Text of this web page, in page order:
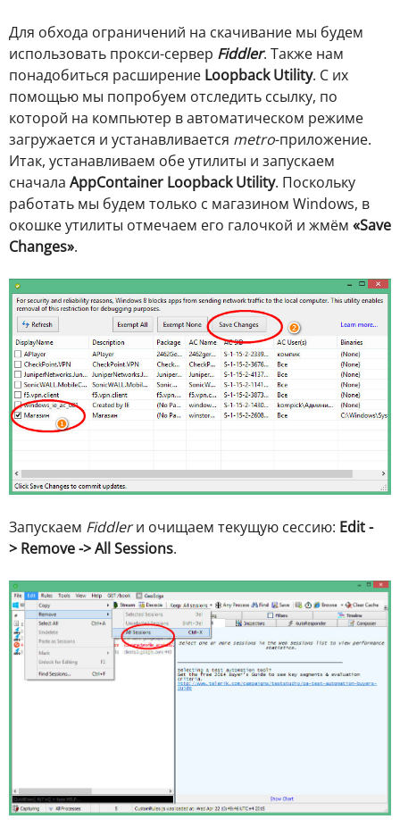
Для обхода ограничений на скачивание мы будем
использовать прокси-сервер Fiddler. Также нам
понадобиться расширение Loopback Utility. С их
помощью мы попробуем отследить ссылку, по
которой на компьютер в автоматическом режиме
загружается и устанавливается metro-приложение.
Итак, устанавливаем обе утилиты и запускаем
сначала AppContainer Loopback Utility. Поскольку
работать мы будем только с магазином Windows, в
окошке утилиты отмечаем его галочкой и жмём «Save
Changes».
Запускаем Fiddlerи очищаем текущую сессию: Edit -
> Remove -> All Sessions.